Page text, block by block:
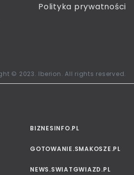
Polityka prywatności
© 2023. Iberion. All rights reserved.
BIZNESINFO.PL
GOTOWANIE.SMAKOSZE.PL
NEWS.SWIATGWIAZD.PL